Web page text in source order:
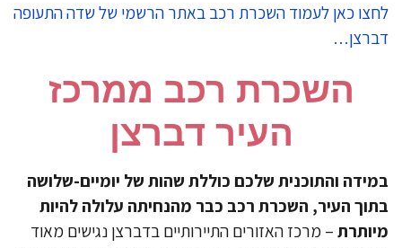
כאן לעמוד השכרת רכב באתר הרשמי של שדה התעופה
השכרת רכב ממרכז
העיר דברצן
והתוכנית שלכם כוללת שהות של יומיים-שלושה
העיר, השכרת רכב כבר מהנחיתה עלולה להיות
– מרכז האזורים התיירותיים בדברצן נגישים מאוד